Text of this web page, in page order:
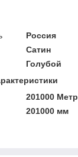
Россия
Сатин
Голубой
201000 Метр
201000 мм